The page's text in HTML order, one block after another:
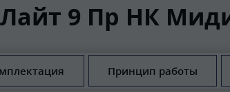
9 Пр НК
Принцип работы